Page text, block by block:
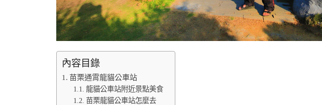
內容目錄
苗栗通霄龍貓公車站
龍貓公車站附近景點美食
苗栗龍貓公車站怎麼去